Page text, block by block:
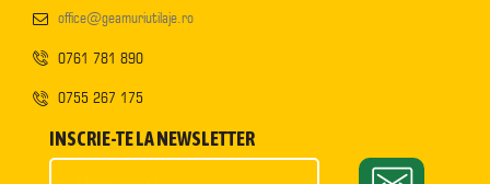
office@geamuriutilaje.ro
0761 781 890
0755 267 175
INSCRIE-TE LA NEWSLETTER